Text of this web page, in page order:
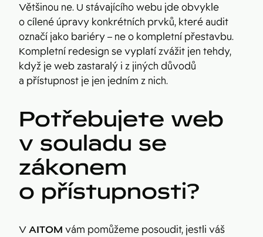
Většinou ne. U stávajícího webu jde obvykle
o cílené úpravy konkrétních prvků, které audit
označí jako bariéry – ne o kompletní přestavbu.
Kompletní redesign se vyplatí zvážit jen tehdy,
když je web zastaralý i z jiných důvodů
a přístupnost je jen jedním z nich.
Potřebujete web
v souladu se
zákonem
o přístupnosti?
VAITOM vám pomůžeme posoudit, jestli váš